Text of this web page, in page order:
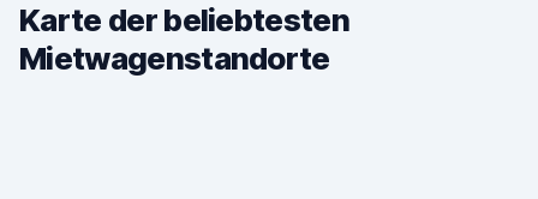
Karte der beliebtesten
Mietwagenstandorte